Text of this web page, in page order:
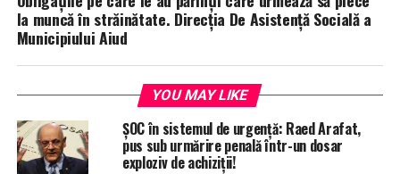
la muncă în străinătate. Direcția De Asistență Socială a
Municipiului Aiud
YOU MAY LIKE
ȘOC în sistemul de urgență: Raed Arafat,
pus sub urmărire penală într-un dosar
exploziv de achiziții!